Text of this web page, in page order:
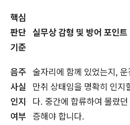
핵심
판단
기준
실무상 감형 및 방어 포인트
음주
사실
인지
여부
술자리에 함께 있었는지,
만취 상태임을 명확히 인지
다. 중간에 합류하여 몰랐
증해야 합니다.